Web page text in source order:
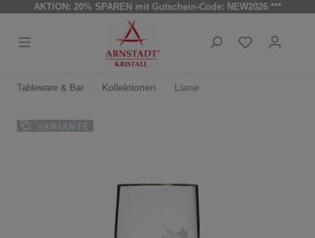
AKTION: 20% SPAREN mit Gutschein-Code: NEW2026 ***
Tableware & Bar Kollektionen Liane
VARIANTE